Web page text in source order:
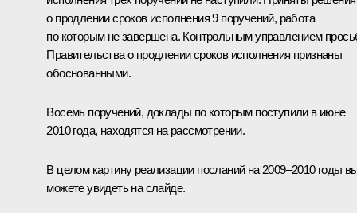
о продлении сроков исполнения 9 поручений, работа
по которым не завершена. Контрольным управлением
Правительства о продлении сроков исполнения признаны
обоснованными.
Восемь поручений, доклады по которым поступили в июне
2010 года, находятся на рассмотрении.
В целом картину реализации посланий на 2009–2010 годы
можете увидеть на слайде.